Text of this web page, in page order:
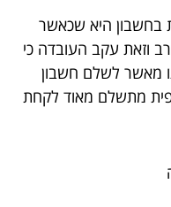
בחשבון היא שכאשר
וזאת עקב העובדה כי
מאשר לשלם חשבון
מתשלם מאוד לקחת